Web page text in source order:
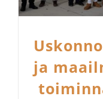
ja